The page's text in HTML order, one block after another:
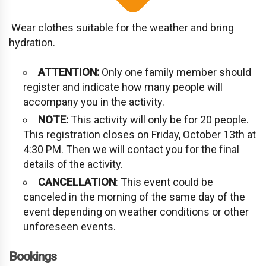
Wear clothes suitable for the weather and bring
hydration.
ATTENTION: Only one family member should
register and indicate how many people will
accompany you in the activity.
NOTE:This activity will only be for 20 people.
This registration closes on Friday, October 13th at
4:30 PM. Then we will contact you for the final
details of the activity.
CANCELLATION: This event could be
canceled in the morning of the same day of the
event depending on weather conditions or other
unforeseen events.
Bookings